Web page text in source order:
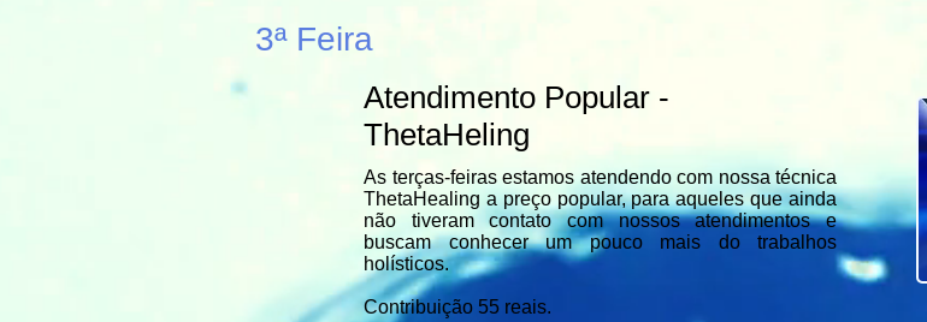
3ª Feira
Atendimento Popular -
ThetaHeling
As terças-feiras estamos atendendo com nossa técnica
ThetaHealing a preço popular, para aqueles que ainda
não tiveram contato com nossos atendimentos e
buscam conhecer um pouco mais do trabalhos
holísticos.
Contribuição 55 reais.